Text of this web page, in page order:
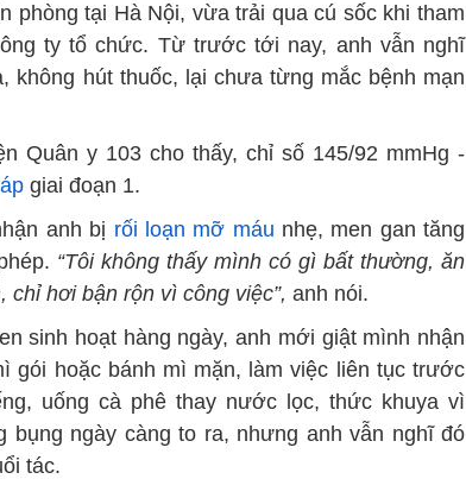
phòng tại Hà Nội, vừa trải qua cú sốc khi tham
ty tổ chức. Từ trước tới nay, anh vẫn nghĩ
không hút thuốc, lại chưa từng mắc bệnh mạn
Quân y 103 cho thấy, chỉ số 145/92 mmHg -
giai đoạn 1.
anh bị rối loạn mỡ máu nhẹ, men gan tăng
“Tôi không thấy mình có gì bất thường, ăn
chỉ hơi bận rộn vì công việc”, anh nói.
sinh hoạt hàng ngày, anh mới giật mình nhận
gói hoặc bánh mì mặn, làm việc liên tục trước
uống cà phê thay nước lọc, thức khuya vì
bụng ngày càng to ra, nhưng anh vẫn nghĩ đó
tác.